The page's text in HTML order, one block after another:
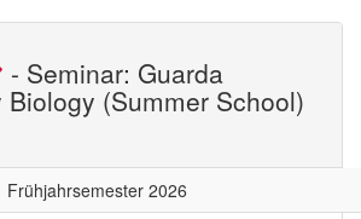
- Seminar: Guarda
(Summer School)
Frühjahrsemester 2026